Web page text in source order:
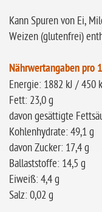
Kann Spuren von Ei,
Weizen (glutenfrei)
Nährwertangaben pro
Energie: 1882 kJ / 450
Fett: 23,0 g
davon gesättigte
Kohlenhydrate: 49,1 g
davon Zucker: 17,4 g
Ballaststoffe: 14,5 g
Eiweiß: 4,4 g
Salz: 0,02 g